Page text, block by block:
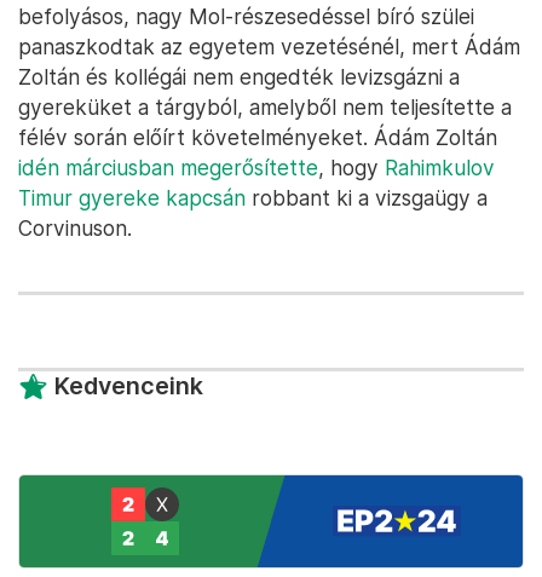
befolyásos, nagy Mol-részesedéssel bíró szülei
panaszkodtak az egyetem vezetésénél, mert Ádám
Zoltán és kollégái nem engedték levizsgázni a
gyereküket a tárgyból, amelyből nem teljesítette a
félév során előírt követelményeket. Ádám Zoltán
idén márciusban megerősítette, hogy Rahimkulov
Timur gyereke kapcsán robbant ki a vizsgaügy a
Corvinuson.
Kedvenceink